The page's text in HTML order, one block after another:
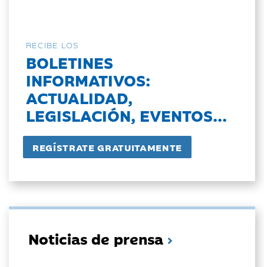
RECIBE LOS
BOLETINES
INFORMATIVOS:
ACTUALIDAD,
LEGISLACIÓN, EVENTOS...
Noticias de prensa